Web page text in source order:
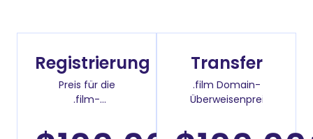
Registrierung
Preis für die
.film-
Transfer
.film Domain-
Überweisenpreis